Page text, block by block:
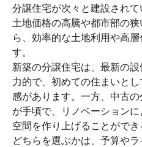
分譲住宅が次々と建設されて
土地価格の高騰や都市部の
ら、効率的な土地利用や高層
す。
新築の分譲住宅は、最新の
力的で、初めての住まいと
感があります。一方、中古
が手頃で、リノベーション
空間を作り上げることができ
どちらを選ぶかは、予算や